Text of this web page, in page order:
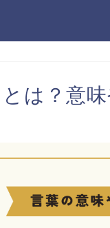
とは？意